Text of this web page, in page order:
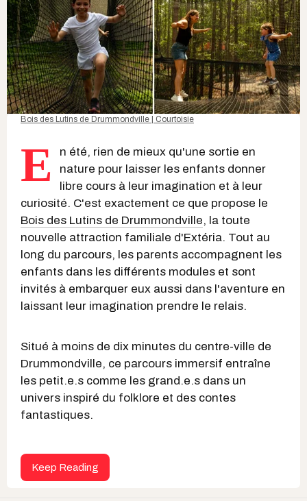
Bois des Lutins de Drummondville | Courtoisie
E
n été, rien de mieux qu'une sortie en
nature pour laisser les enfants donner
libre cours à leur imagination et à leur
curiosité. C'est exactement ce que propose le
Bois des Lutins de Drummondville, la toute
nouvelle attraction familiale d'Extéria. Tout au
long du parcours, les parents accompagnent les
enfants dans les différents modules et sont
invités à embarquer eux aussi dans l'aventure en
laissant leur imagination prendre le relais.
Situé à moins de dix minutes du centre-ville de
Drummondville, ce parcours immersif entraîne
les petit.e.s comme les grand.e.s dans un
univers inspiré du folklore et des contes
fantastiques.
Keep Reading